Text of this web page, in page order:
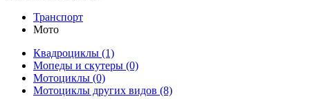
Транспорт
Мото
Квадроциклы (1)
Мопеды и скутеры (0)
Мотоциклы (0)
Мотоциклы других видов (8)